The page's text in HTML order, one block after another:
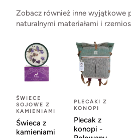
Zobacz również inne wyjątkowe
naturalnymi materiałami i
ŚWIECE
SOJOWE Z
KAMIENIAMI
Świeca z
kamieniami
PLECAKI Z
KONOPI
Plecak z
konopi -